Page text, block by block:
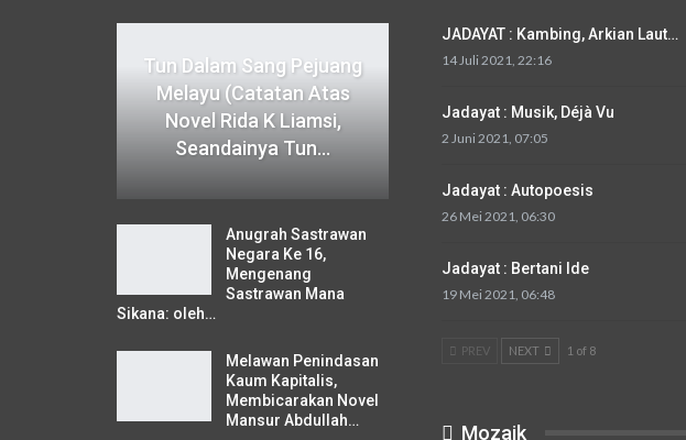
Tun Dalam Sang Pejuang
Melayu (Catatan Atas
Novel Rida K Liamsi,
Seandainya Tun…
Anugrah Sastrawan
Negara Ke 16,
Mengenang
Sastrawan Mana
Sikana: oleh…
Melawan Penindasan
Kaum Kapitalis,
Membicarakan Novel
Mansur Abdullah…
JADAYAT : Kambing, Arkian Laut…
14 Juli 2021, 22:16
Jadayat : Musik, Déjà Vu
2 Juni 2021, 07:05
Jadayat : Autopoesis
26 Mei 2021, 06:30
Jadayat : Bertani Ide
19 Mei 2021, 06:48
PREV NEXT 1 of 8
Mozaik